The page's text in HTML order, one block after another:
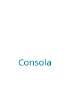
Consola